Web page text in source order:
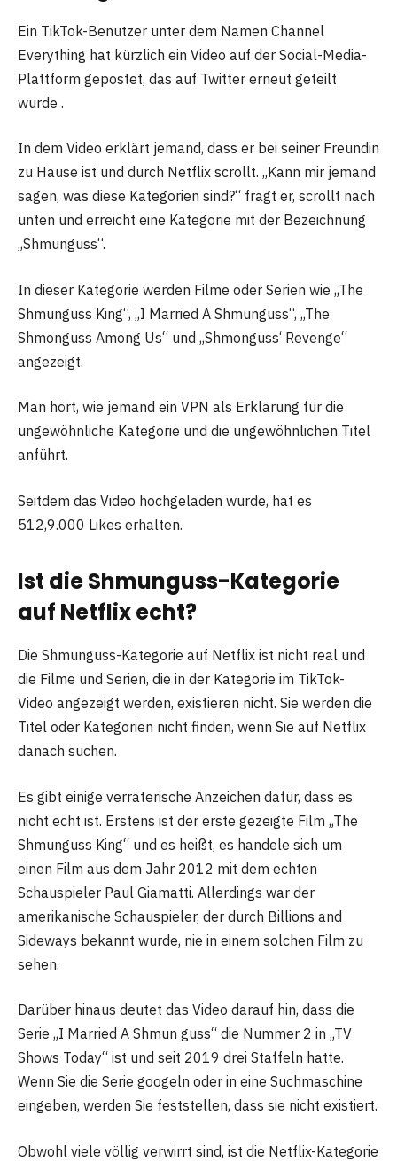
Ein TikTok-Benutzer unter dem Namen Channel
Everything hat kürzlich ein Video auf der Social-Media-
Plattform gepostet, das auf Twitter erneut geteilt
wurde .
In dem Video erklärt jemand, dass er bei seiner Freundin
zu Hause ist und durch Netflix scrollt. „Kann mir jemand
sagen, was diese Kategorien sind?“ fragt er, scrollt nach
unten und erreicht eine Kategorie mit der Bezeichnung
„Shmunguss“.
In dieser Kategorie werden Filme oder Serien wie „The
Shmunguss King“, „I Married A Shmunguss“, „The
Shmonguss Among Us“ und „Shmonguss‘ Revenge“
angezeigt.
Man hört, wie jemand ein VPN als Erklärung für die
ungewöhnliche Kategorie und die ungewöhnlichen Titel
anführt.
Seitdem das Video hochgeladen wurde, hat es
512,9.000 Likes erhalten.
Ist die Shmunguss-Kategorie
auf Netflix echt?
Die Shmunguss-Kategorie auf Netflix ist nicht real und
die Filme und Serien, die in der Kategorie im TikTok-
Video angezeigt werden, existieren nicht. Sie werden die
Titel oder Kategorien nicht finden, wenn Sie auf Netflix
danach suchen.
Es gibt einige verräterische Anzeichen dafür, dass es
nicht echt ist. Erstens ist der erste gezeigte Film „The
Shmunguss King“ und es heißt, es handele sich um
einen Film aus dem Jahr 2012 mit dem echten
Schauspieler Paul Giamatti. Allerdings war der
amerikanische Schauspieler, der durch Billions and
Sideways bekannt wurde, nie in einem solchen Film zu
sehen.
Darüber hinaus deutet das Video darauf hin, dass die
Serie „I Married A Shmun guss“ die Nummer 2 in „TV
Shows Today“ ist und seit 2019 drei Staffeln hatte.
Wenn Sie die Serie googeln oder in eine Suchmaschine
eingeben, werden Sie feststellen, dass sie nicht existiert.
Obwohl viele völlig verwirrt sind, ist die Netflix-Kategorie